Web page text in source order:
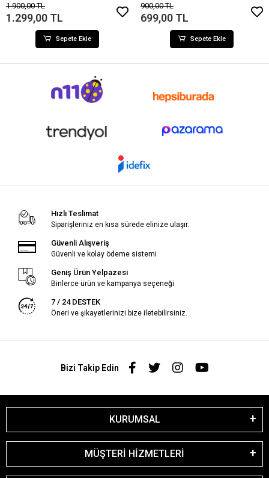
1.900,00 TL
1.299,00 TL
Sepete Ekle
900,00 TL
699,00 TL
Sepete Ekle
Hızlı Teslimat
Siparişleriniz en kısa sürede elinize ulaşır.
Güvenli Alışveriş
Güvenli ve kolay ödeme sistemi
Geniş Ürün Yelpazesi
Binlerce ürün ve kampanya seçeneği
7 / 24 DESTEK
Öneri ve şikayetlerinizi bize iletebilirsiniz.
Bizi Takip Edin
KURUMSAL
MÜŞTERİ HİZMETLERİ